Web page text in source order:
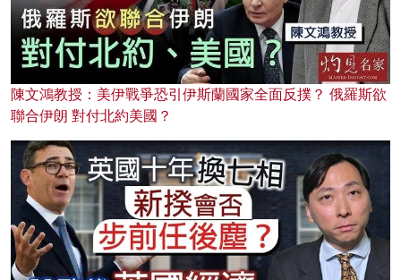
陳文鴻教授：美伊戰爭恐引伊斯蘭國家全面反撲？ 俄羅斯欲
聯合伊朗 對付北約美國？